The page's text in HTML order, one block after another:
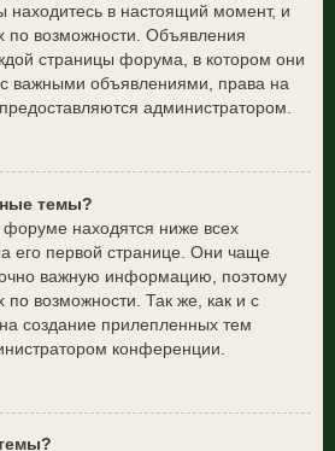
в настоящий момент, и
по возможности. Объявления
страницы форума, в котором они
важными объявлениями, права на
администратором.
темы?
находятся ниже всех
его первой странице. Они чаще
важную информацию, поэтому
возможности. Так же, как и с
создание прилепленных тем
конференции.